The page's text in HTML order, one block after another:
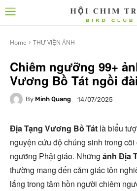
Home THƯ VIỆN ẢNH
Chiêm ngưỡng 99+
Vương Bồ Tát ngồi
By Minh Quang 14/07/2025
Địa Tạng Vương Bồ Tát là biểu
nguyện cứu độ chúng sinh trong
ngưỡng Phật giáo. Những ảnh Địa
thường mang đến cảm giác tôn
lắng trong tâm hồn người chiêm